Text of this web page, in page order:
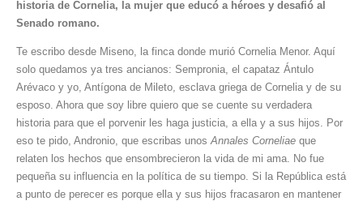
historia de Cornelia, la mujer que educó a héroes y desafió al
Senado romano.
Te escribo desde Miseno, la finca donde murió Cornelia Menor. Aquí
solo quedamos ya tres ancianos: Sem­pronia, el capataz Ántulo
Arévaco y yo, Antígona de Mileto, esclava griega de Cornelia y de su
esposo. Ahora que soy libre quiero que se cuente su verdadera
historia para que el porvenir les haga justicia, a ella y a sus hijos. Por
eso te pido, Andronio, que escribas unos Annales Corneliae que
relaten los hechos que ensombrecieron la vida de mi ama. No fue
pequeña su influencia en la política de su tiempo. Si la Repú­blica está
a punto de perecer es porque ella y sus hijos fraca­saron en mantener